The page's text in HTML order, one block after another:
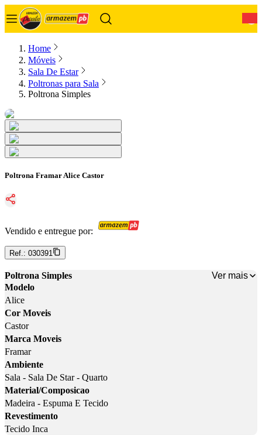
Home
Móveis
Sala De Estar
Poltronas para Sala
Poltrona Simples
Poltrona Framar Alice Castor
Vendido e entregue por:
Ref.: 030391
Poltrona Simples
Ver mais
Modelo
Alice
Cor Moveis
Castor
Marca Moveis
Framar
Ambiente
Sala - Sala De Star - Quarto
Material/Composicao
Madeira - Espuma E Tecido
Revestimento
Tecido Inca